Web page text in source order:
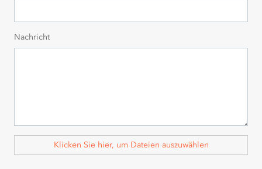
Nachricht
Klicken Sie hier, um Dateien auszuwählen